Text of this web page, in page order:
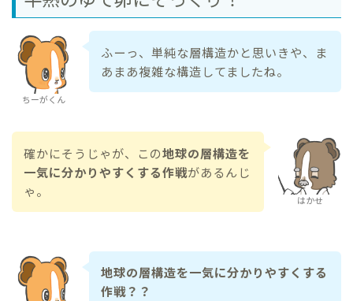
ちーがくん
ふーっ、単純な層構造かと思いきや、ま
あまあ複雑な構造してましたね。
はかせ
確かにそうじゃが、この地球の層構造を
一気に分かりやすくする作戦があるんじ
ゃ。
地球の層構造を一気に分かりやすくする
作戦？？